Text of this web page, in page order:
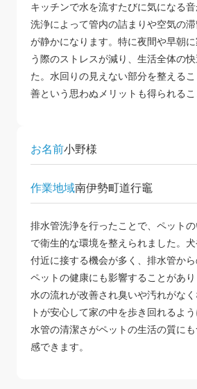
キッチンで水を流すたびに気になる
洗浄によって管内の詰まりや空気の
が静かになります。特に夜間や早朝
う際のストレスが減り、生活全体の
た。水回りの見えない部分を整える
善という思わぬメリットも得られるこ
お名前小野様
作業地域南伊勢町道行竈
排水管洗浄を行ったことで、ペット
で衛生的な環境を整えられました。
付近に接する機会が多く、排水管か
ペットの健康にも影響することがあ
水の流れが改善され臭いや汚れがな
トが安心して家の中を歩き回れるよ
水管の清潔さがペットの生活の質に
感できます。